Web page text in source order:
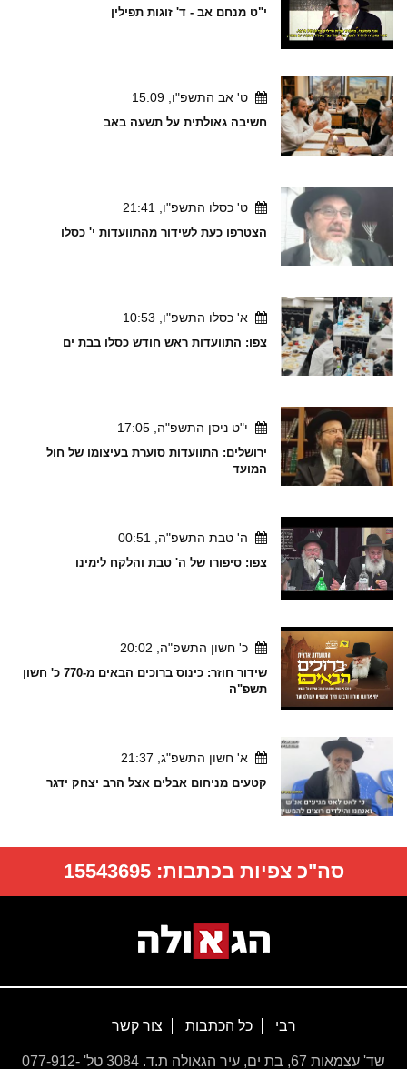
י"ט מנחם אב - ד' זוגות תפילין
ט' אב התשפ"ו, 15:09
חשיבה גאולתית על תשעה באב
ט' כסלו התשפ"ו, 21:41
הצטרפו כעת לשידור מהתוועדות י' כסלו
א' כסלו התשפ"ו, 10:53
צפו: התוועדות ראש חודש כסלו בבת ים
י"ט ניסן התשפ"ה, 17:05
ירושלים: התוועדות סוערת בעיצומו של חול
המועד
ה' טבת התשפ"ה, 00:51
צפו: סיפורו של ה' טבת והלקח לימינו
כ' חשון התשפ"ה, 20:02
שידור חוזר: כינוס ברוכים הבאים מ-770 כ' חשון
תשפ"ה
א' חשון התשפ"ג, 21:37
קטעים מניחום אבלים אצל הרב יצחק ידגר
סה"כ צפיות בכתבות:15543695
רבי כל הכתבות צור קשר
שד' עצמאות 67, בת ים, עיר הגאולה ת.ד. 3084 טל' 077-912-